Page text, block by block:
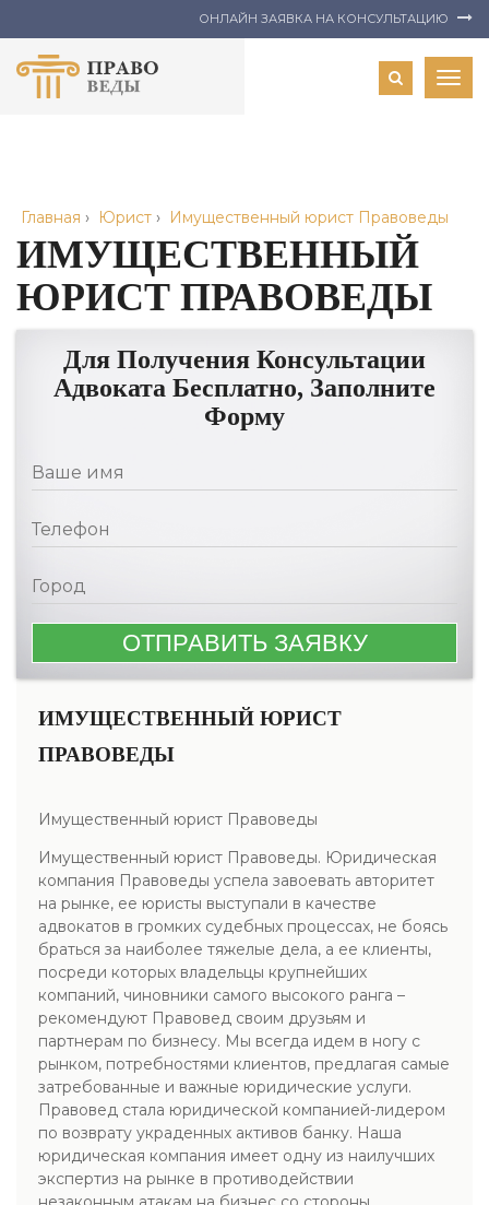
ОНЛАЙН ЗАЯВКА НА КОНСУЛЬТАЦИЮ
Главная › Юрист › Имущественный юрист Правоведы
ИМУЩЕСТВЕННЫЙ
ЮРИСТ ПРАВОВЕДЫ
Для Получения Консультации
Адвоката Бесплатно, Заполните
Форму
ИМУЩЕСТВЕННЫЙ ЮРИСТ
ПРАВОВЕДЫ
Имущественный юрист Правоведы
Имущественный юрист Правоведы. Юридическая
компания Правоведы успела завоевать авторитет
на рынке, ее юристы выступали в качестве
адвокатов в громких судебных процессах, не боясь
браться за наиболее тяжелые дела, а ее клиенты,
посреди которых владельцы крупнейших
компаний, чиновники самого высокого ранга –
рекомендуют Правовед своим друзьям и
партнерам по бизнесу. Мы всегда идем в ногу с
рынком, потребностями клиентов, предлагая самые
затребованные и важные юридические услуги.
Правовед стала юридической компанией-лидером
по возврату украденных активов банку. Наша
юридическая компания имеет одну из наилучших
экспертиз на рынке в противодействии